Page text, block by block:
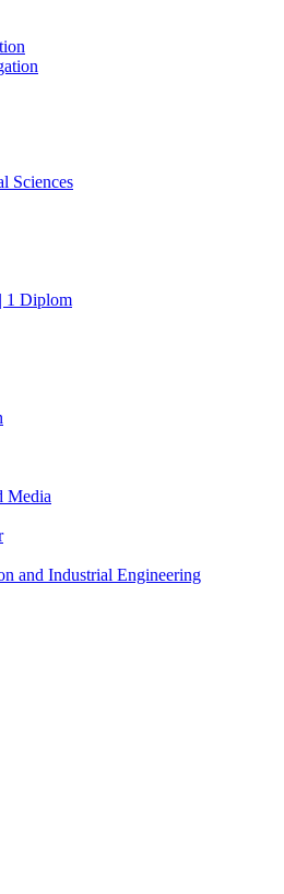
Sciences
1 Diplom
Media
and Industrial Engineering